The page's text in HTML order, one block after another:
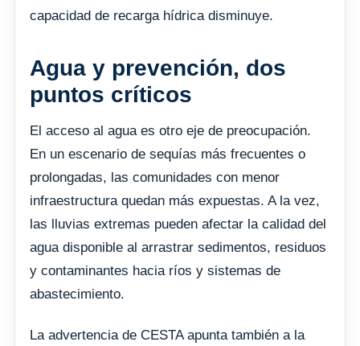
capacidad de recarga hídrica disminuye.
Agua y prevención, dos
puntos críticos
El acceso al agua es otro eje de preocupación.
En un escenario de sequías más frecuentes o
prolongadas, las comunidades con menor
infraestructura quedan más expuestas. A la vez,
las lluvias extremas pueden afectar la calidad del
agua disponible al arrastrar sedimentos, residuos
y contaminantes hacia ríos y sistemas de
abastecimiento.
La advertencia de CESTA apunta también a la